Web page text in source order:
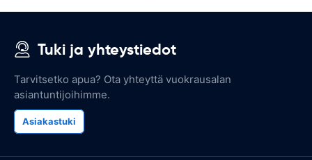
Tuki ja yhteystiedot
Tarvitsetko apua? Ota yhteyttä vuokrausalan
asiantuntijoihimme.
Asiakastuki